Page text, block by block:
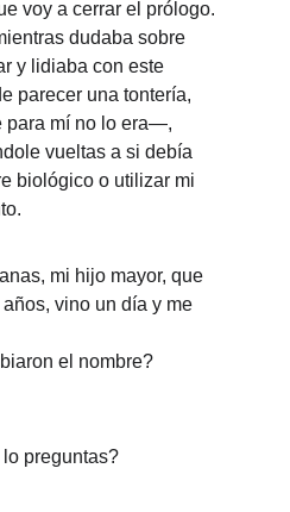
voy a cerrar el prólogo.
dudaba sobre
y lidiaba con este
parecer una tontería,
para mí no lo era—,
vueltas a si debía
biológico o utilizar mi
mi hijo mayor, que
vino un día y me
el nombre?
preguntas?